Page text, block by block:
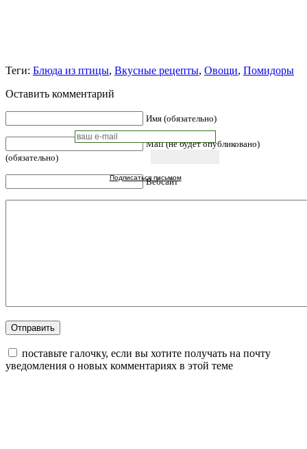
Подписаться письмом
Теги: Блюда из птицы, Вкусные рецепты, Овощи, Помидоры
Оставить комментарий
Имя (обязательно)
Mail (не будет опубликовано)
(обязательно)
Вебсайт
поставьте галочку, если вы хотите получать на почту
уведомления о новых комментариях в этой теме